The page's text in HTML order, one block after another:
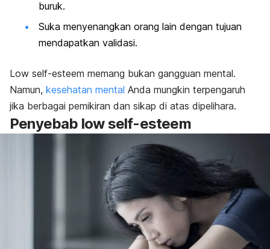
buruk.
Suka menyenangkan orang lain dengan tujuan
mendapatkan validasi.
Low self-esteem memang bukan gangguan mental.
Namun, kesehatan mental Anda mungkin terpengaruh
jika berbagai pemikiran dan sikap di atas dipelihara.
Penyebab low self-esteem